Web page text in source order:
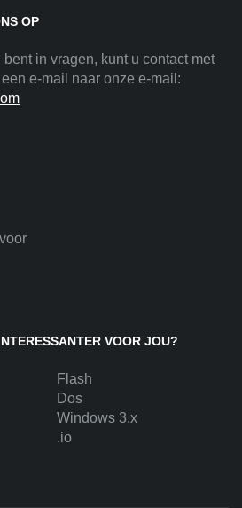
OP
in vragen, kunt u contact met
e-mail naar onze e-mail:
VOOR JOU?
Flash
Dos
Windows 3.x
.io